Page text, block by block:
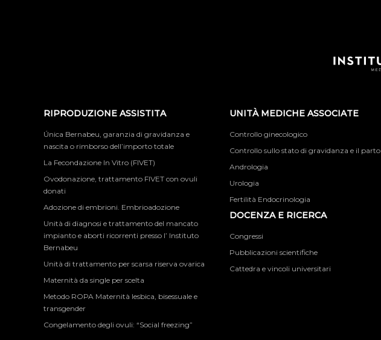
RIPRODUZIONE ASSISTITA
Única Bernabeu, garanzia di gravidanza e
nascita o rimborso dell’importo totale
La Fecondazione In Vitro (FIVET)
Ovodonazione, trattamento FIVET con ovuli
donati
Adozione di embrioni. Embrioadozione
Unità di diagnosi e trattamento del mancato
impianto e aborti ricorrenti presso l’ Instituto
Bernabeu
Unità di trattamento per scarsa riserva ovarica
Maternità da single per scelta
Metodo ROPA Maternità lesbica, bisessuale e
transgender
Congelamento degli ovuli: “Social freezing”
UNITÀ MEDICHE ASSOCIATE
Controllo ginecologico
Controllo sullo stato di gravidanza e il parto
Andrologia
Urologia
Fertilità Endocrinologia
DOCENZA E RICERCA
Congressi
Pubblicazioni scientifiche
Cattedra e vincoli universitari